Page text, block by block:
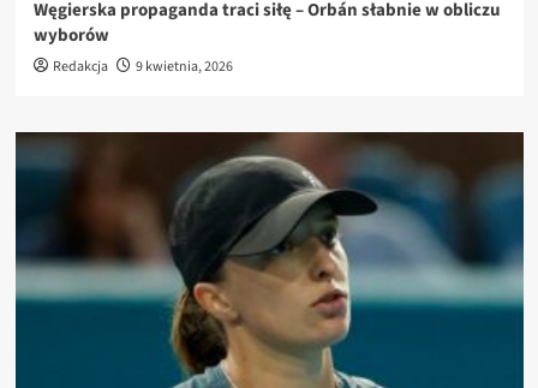
Węgierska propaganda traci siłę – Orbán słabnie w obliczu
wyborów
Redakcja 9 kwietnia, 2026